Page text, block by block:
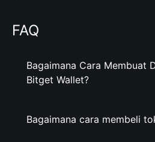
FAQ
Bagaimana Cara Membuat
Bitget Wallet?
Bagaimana cara membeli